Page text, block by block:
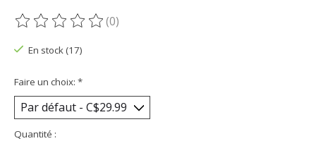
Ce produit est évalué à
(0)
En stock (17)
Faire un choix: *
Quantité :